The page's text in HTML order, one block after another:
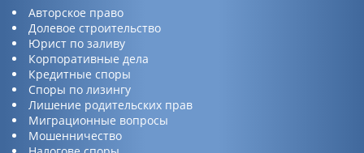
Авторское право
Долевое строительство
Юрист по заливу
Корпоративные дела
Кредитные споры
Споры по лизингу
Лишение родительских прав
Миграционные вопросы
Мошенничество